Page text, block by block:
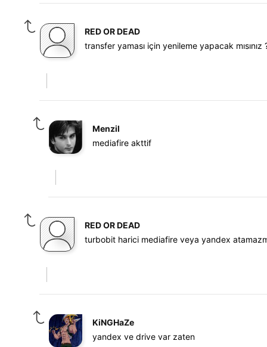
RED OR DEAD
transfer yaması için yenileme yapacak
Menzil
mediafire akttif
RED OR DEAD
turbobit harici mediafire veya yandex
KiNGHaZe
yandex ve drive var zaten